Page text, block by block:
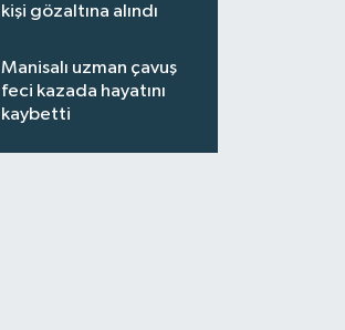
kişi gözaltına alındı
Manisalı uzman çavuş
feci kazada hayatını
kaybetti